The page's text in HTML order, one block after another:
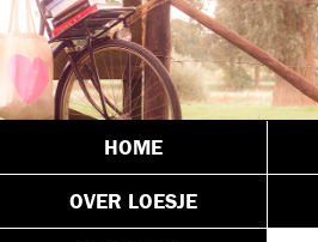
HOME
OVER LOESJE